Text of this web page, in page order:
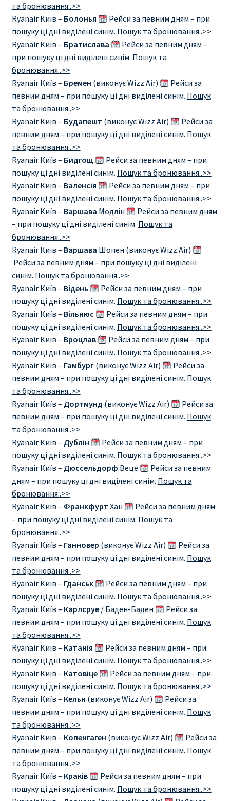
Ryanair Россия
RYANAIR ТЕЛЬ-АВИВ, ЭЙЛАТ, ИЗРАИЛЬ
RYANAIR УКРАИНА | АВИАБИЛЕТЫ ОТ €15
Ryanair Україна из Киева, Одессы, Львова, Харькова,
Херсона от € 15
RYANAIR.COM НА РУССКОМ – кнфтфшкюсщь
Авиабилеты Ryanair на Тенерифе от €15
АВИАБИЛЕТЫ RYANAIR ОТ € 12
АВИАБИЛЕТЫ ВИЛЬНЮС БАРСЕЛОНА
АВИАБИЛЕТЫ ХЕЛЬСИНКИ МИЛАН
Акции RYANAIR из Варшавы
Акции RYANAIR из Вильнюса
Акции RYANAIR из Каунаса
Аликанте
Барселона
БИЛЕТЫ RYANAIR | ПОИСК ЛУЧШЕЙ ЦЕНЫ |
БРОНИРОВАНИЕ
БИЛЕТЫ RYANAIR НА ЗАВТРА КУПИТЬ ОНЛАЙН
ДЕШЕВЫЕ АВИАБИЛЕТЫ В БАРСЕЛОНУ
ДЕШЕВЫЕ АВИАБИЛЕТЫ В БЕРЛИН
ДЕШЕВЫЕ АВИАБИЛЕТЫ В БУХАРЕСТ
ДЕШЕВЫЕ АВИАБИЛЕТЫ В ВАРШАВУ
ДЕШЕВЫЕ АВИАБИЛЕТЫ В ВЕНУ
ДЕШЕВЫЕ АВИАБИЛЕТЫ В ЛОНДОН
ДЕШЕВЫЕ АВИАБИЛЕТЫ В МИЛАН
ДЕШЕВЫЕ АВИАБИЛЕТЫ В ПАРИЖ
ДЕШЕВЫЕ АВИАБИЛЕТЫ НА КИПР
ИНФОРМАЦИЯ ДЛЯ ПАССАЖИРОВ
ВЫБОР И БРОНИРОВАНИЯ МЕСТ В RYANAIR
ЗАДЕРЖКА, ОТМЕНА, ПЕРЕНОС РЕЙСОВ RYANAIR
ИЗМЕНЕНИЕ БРОНИРОВАНИЯ
та бронювання..>>
Ryanair Київ – Болонья
Рейси за певним дням – при
пошуку ці дні виділені синім. Пошук та бронювання..>>
Ryanair Київ – Братислава
Рейси за певним дням –
при пошуку ці дні виділені синім. Пошук та
бронювання..>>
Ryanair Київ – Бремен (виконує Wizz Air)
Рейси за
певним дням – при пошуку ці дні виділені синім. Пошук
та бронювання..>>
Ryanair Київ – Будапешт (виконує Wizz Air)
Рейси за
певним дням – при пошуку ці дні виділені синім. Пошук
та бронювання..>>
Ryanair Київ – Бидгощ
Рейси за певним дням – при
пошуку ці дні виділені синім. Пошук та бронювання..>>
Ryanair Київ – Валенсія
Рейси за певним дням – при
пошуку ці дні виділені синім. Пошук та бронювання..>>
Ryanair Київ – Варшава Модлін
Рейси за певним дням
– при пошуку ці дні виділені синім. Пошук та
бронювання..>>
Ryanair Київ – Варшава Шопен (виконує Wizz Air)
Рейси за певним дням – при пошуку ці дні виділені
синім. Пошук та бронювання..>>
Ryanair Київ – Відень
Рейси за певним дням – при
пошуку ці дні виділені синім. Пошук та бронювання..>>
Ryanair Київ – Вільнюс
Рейси за певним дням – при
пошуку ці дні виділені синім. Пошук та бронювання..>>
Ryanair Київ – Вроцлав
Рейси за певним дням – при
пошуку ці дні виділені синім. Пошук та бронювання..>>
Ryanair Київ – Гамбург(виконує Wizz Air)
Рейси за
певним дням – при пошуку ці дні виділені синім. Пошук
та бронювання..>>
Ryanair Київ – Дортмунд (виконує Wizz Air)
Рейси за
певним дням – при пошуку ці дні виділені синім. Пошук
та бронювання..>>
Ryanair Київ – Дублін
Рейси за певним дням – при
пошуку ці дні виділені синім. Пошук та бронювання..>>
Ryanair Київ – Дюссельдорф Веце
Рейси за певним
дням – при пошуку ці дні виділені синім. Пошук та
бронювання..>>
Ryanair Київ – Франкфурт Хан
Рейси за певним дням
– при пошуку ці дні виділені синім. Пошук та
бронювання..>>
Ryanair Київ – Ганновер (виконує Wizz Air)
Рейси за
певним дням – при пошуку ці дні виділені синім. Пошук
та бронювання..>>
Ryanair Київ – Гданськ
Рейси за певним дням – при
пошуку ці дні виділені синім. Пошук та бронювання..>>
Ryanair Київ – Карлсруе/ Баден-Баден
Рейси за
певним дням – при пошуку ці дні виділені синім. Пошук
та бронювання..>>
Ryanair Київ – Катанія
Рейси за певним дням – при
пошуку ці дні виділені синім. Пошук та бронювання..>>
Ryanair Київ – Катовіце
Рейси за певним дням – при
пошуку ці дні виділені синім. Пошук та бронювання..>>
Ryanair Київ – Кельн (виконує Wizz Air)
Рейси за
певним дням – при пошуку ці дні виділені синім. Пошук
та бронювання..>>
Ryanair Київ – Копенгаген (виконує Wizz Air)
Рейси за
певним дням – при пошуку ці дні виділені синім. Пошук
та бронювання..>>
Ryanair Київ – Краків
Рейси за певним дням – при
пошуку ці дні виділені синім. Пошук та бронювання..>>